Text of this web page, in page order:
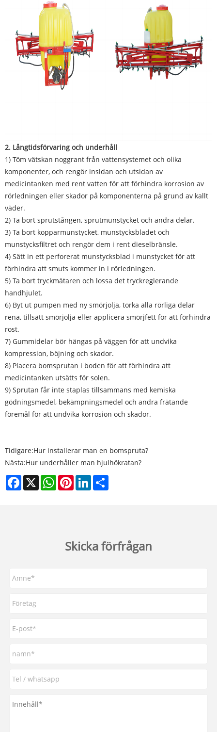
2. Långtidsförvaring och underhåll
1) Töm vätskan noggrant från vattensystemet och olika
komponenter, och rengör insidan och utsidan av
medicintanken med rent vatten för att förhindra korrosion av
rörledningen eller skador på komponenterna på grund av kallt
väder.
2) Ta bort sprutstången, sprutmunstycket och andra delar.
3) Ta bort kopparmunstycket, munstycksbladet och
munstycksfiltret och rengör dem i rent dieselbränsle.
4) Sätt in ett perforerat munstycksblad i munstycket för att
förhindra att smuts kommer in i rörledningen.
5) Ta bort tryckmätaren och lossa det tryckreglerande
handhjulet.
6) Byt ut pumpen med ny smörjolja, torka alla rörliga delar
rena, tillsätt smörjolja eller applicera smörjfett för att förhindra
rost.
7) Gummidelar bör hängas på väggen för att undvika
kompression, böjning och skador.
8) Placera bomsprutan i boden för att förhindra att
medicintanken utsätts för solen.
9) Sprutan får inte staplas tillsammans med kemiska
gödningsmedel, bekämpningsmedel och andra frätande
föremål för att undvika korrosion och skador.
Tidigare:Hur installerar man en bomspruta?
Nästa:Hur underhåller man hjulhökratan?
Facebook
X WhatsAppPinterestLinkedIn
Skicka förfrågan